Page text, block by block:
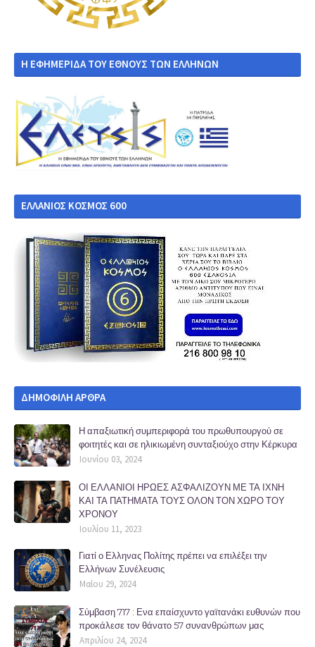
Η ΕΦΗΜΕΡΙΔΑ ΤΟΥ ΕΘΝΟΥΣ ΤΩΝ ΕΛΛΗΝΩΝ
ΕΛΛΑΝΙΟΣ ΚΟΣΜΟΣ 600
ΔΗΜΟΦΙΛΗ ΑΡΘΡΑ
Η απαξιωτική συμπεριφορά του πρωθυπουργού σε
φοιτητές και σε ηλικιωμένη συνταξιούχο στην Κέρκυρα
Ιουνίου 03, 2024
ΟΙ ΕΛΛΑΝΙΟΙ ΗΡΩΕΣ ΑΣΦΑΛΙΖΟΥΝ ΜΕ ΤΑ ΙΧΝΗ
ΚΑΙ ΤΑ ΠΑΤΗΜΑΤΑ ΤΟΥΣ ΟΛΟΝ ΤΟΝ ΧΩΡΟ ΤΟΥ
ΧΡΟΝΟΥ
Ιουλίου 11, 2023
Γιατί ο Ελληνας Πολίτης πρέπει να επιλέξει την
Ελλήνων Συνέλευσις
Μαΐου 29, 2024
Σύμβαση 717 : Ενα επαίσχυντο γαϊτανάκι ευθυνών που
προκάλεσε τον θάνατο 57 συνανθρώπων μας
Απριλίου 24, 2024